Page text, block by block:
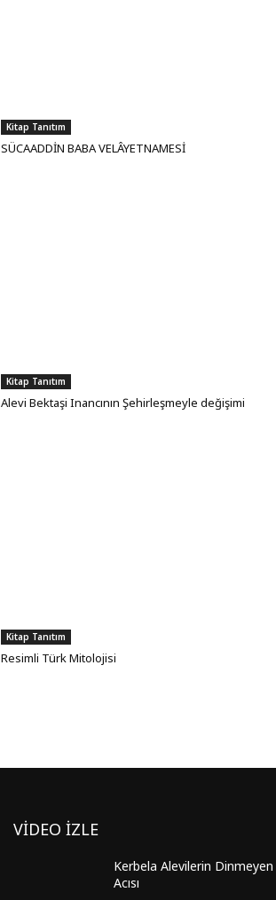
Kitap Tanıtım
SÜCAADDİN BABA VELÂYETNAMESİ
Kitap Tanıtım
Alevi Bektaşi Inancının Şehirleşmeyle değişimi
Kitap Tanıtım
Resimli Türk Mitolojisi
VİDEO İZLE
Kerbela Alevilerin Dinmeyen
Acısı